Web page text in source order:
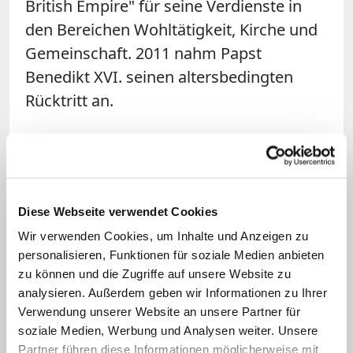
Diese Webseite verwendet Cookies
Wir verwenden Cookies, um Inhalte und Anzeigen zu
personalisieren, Funktionen für soziale Medien anbieten
zu können und die Zugriffe auf unsere Website zu
analysieren. Außerdem geben wir Informationen zu Ihrer
Verwendung unserer Website an unsere Partner für
soziale Medien, Werbung und Analysen weiter. Unsere
Partner führen diese Informationen möglicherweise mit
British Empire" für seine Verdienste in
den Bereichen Wohltätigkeit, Kirche und
Gemeinschaft. 2011 nahm Papst
Benedikt XVI. seinen altersbedingten
Rücktritt an.
Der Paderborner Weihbischof Matthias
König und Diözesanadministrator
Verdienste: "Sein missionarisches
Engagement für den Glauben und die
Menschen ist Frucht seiner lebenslangen
Jesus-Nachfolge." Hesse habe nicht nur
den christlichen Glauben den Menschen
verkündet und vorgelebt, sondern habe